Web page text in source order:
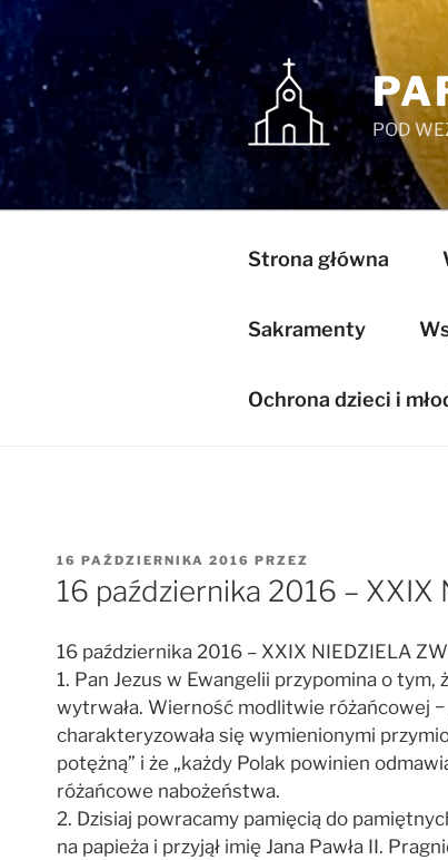
Przejdź
do
treści
POD
Strona główna
Sakramenty
Ochrona dzieci i
OPUBLIKOWANE
W
16 PAŹDZIERNIKA 2016 PRZEZ
16 października 2016 – XXIX
16 października 2016 – XXIX NIEDZIELA
1. Pan Jezus w Ewangelii przypomina o
wytrwała. Wierność modlitwie różańcowej
charakteryzowała się wymienionymi
potężną” i że „każdy Polak powinien
różańcowe nabożeństwa.
2. Dzisiaj powracamy pamięcią do
na papieża i przyjął imię Jana Pawła II.